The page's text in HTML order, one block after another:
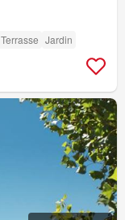
Terrasse Jardin